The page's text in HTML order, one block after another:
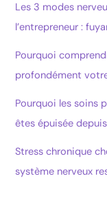
Les 3 modes
l’entrepreneur :
Pourquoi
profondément
Pourquoi les soins
êtes épuisée
Stress chronique
système nerveux